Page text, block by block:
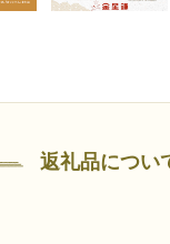
返礼品につい